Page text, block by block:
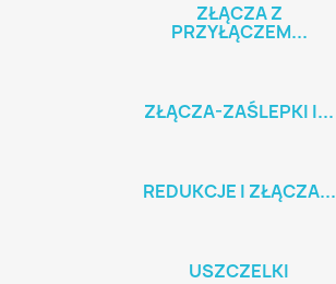
ZŁĄCZA Z
PRZYŁĄCZEM...
ZŁĄCZA-ZAŚLEPKI I...
REDUKCJE I ZŁĄCZA...
USZCZELKI